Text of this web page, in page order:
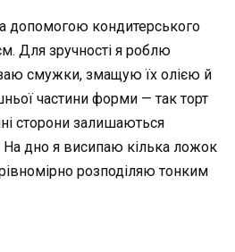
допомогою кондитерського
Для зручності я роблю
смужки, змащую їх олією й
частини форми — так торт
сторони залишаються
дно я висипаю кілька ложок
розподіляю тонким